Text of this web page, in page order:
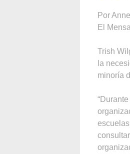
Por
El
Trish
la
minoría